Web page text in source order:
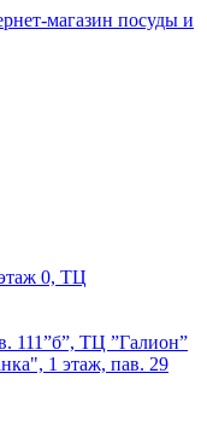
0, ТЦ
111”б”, ТЦ ”Галион”
1 этаж, пав. 29